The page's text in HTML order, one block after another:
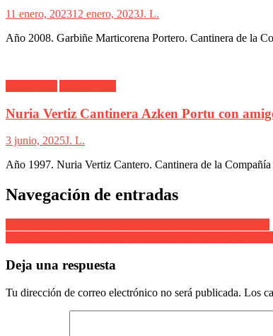
11 enero, 202312 enero, 2023J. L.
Año 2008. Garbiñe Marticorena Portero. Cantinera de la
Nuria Vertiz Cantinera Azken Portu con
3 junio, 2025J. L.
Año 1997. Nuria Vertiz Cantero. Cantinera de la
Navegación de entradas
Deja una respuesta
Tu dirección de correo electrónico no será publicada. Los